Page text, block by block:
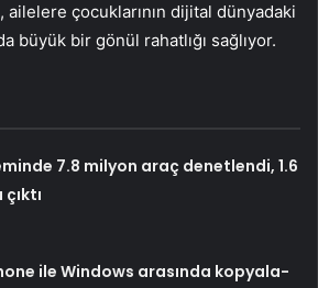
ailelere çocuklarının dijital dünyadaki
büyük bir gönül rahatlığı sağlıyor.
7.8 milyon araç denetlendi, 1.6
ile Windows arasında kopyala-